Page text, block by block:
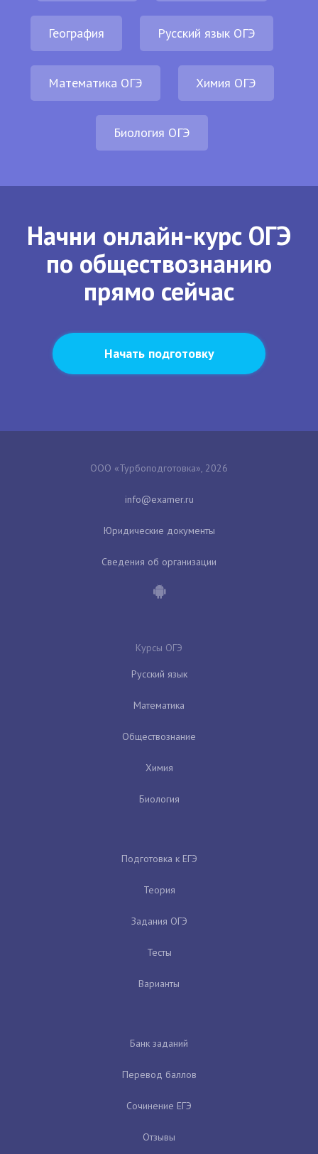
География Русский язык ОГЭ
Математика ОГЭ Химия ОГЭ
Биология ОГЭ
Начни онлайн-курс ОГЭ
по обществознанию
прямо сейчас
Начать подготовку
ООО «Турбоподготовка», 2026
Юридические документы
Сведения об организации
Курсы ОГЭ
Русский язык
Математика
Обществознание
Химия
Биология
Подготовка к ЕГЭ
Теория
Задания ОГЭ
Тесты
Варианты
Банк заданий
Перевод баллов
Сочинение ЕГЭ
Отзывы